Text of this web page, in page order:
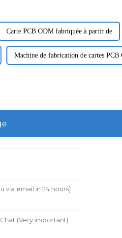
Carte PCB ODM fabriquée à partir de
Machine de fabrication de cartes PCB